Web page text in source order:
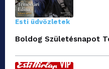
Esti üdvözletek
Boldog Születésnapot